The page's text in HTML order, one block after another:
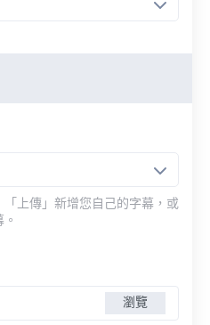
上傳」新增您自己的字幕，或
瀏覽